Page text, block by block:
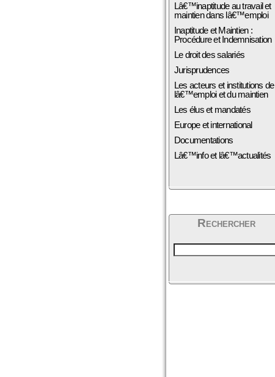
Lâ€™inaptitude au travail et
maintien dans lâ€™emploi
Inaptitude et Maintien :
Procédure et Indemnisation
Le droit des salariés
Jurisprudences
Les acteurs et institutions de
lâ€™emploi et du maintien
Les élus et mandatés
Europe et international
Documentations
Lâ€™info et lâ€™actualités
Rechercher